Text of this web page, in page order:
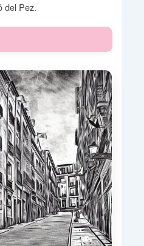
del Pez.